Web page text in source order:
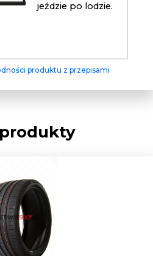
jeździe po lodzie.
produktu z przepisami